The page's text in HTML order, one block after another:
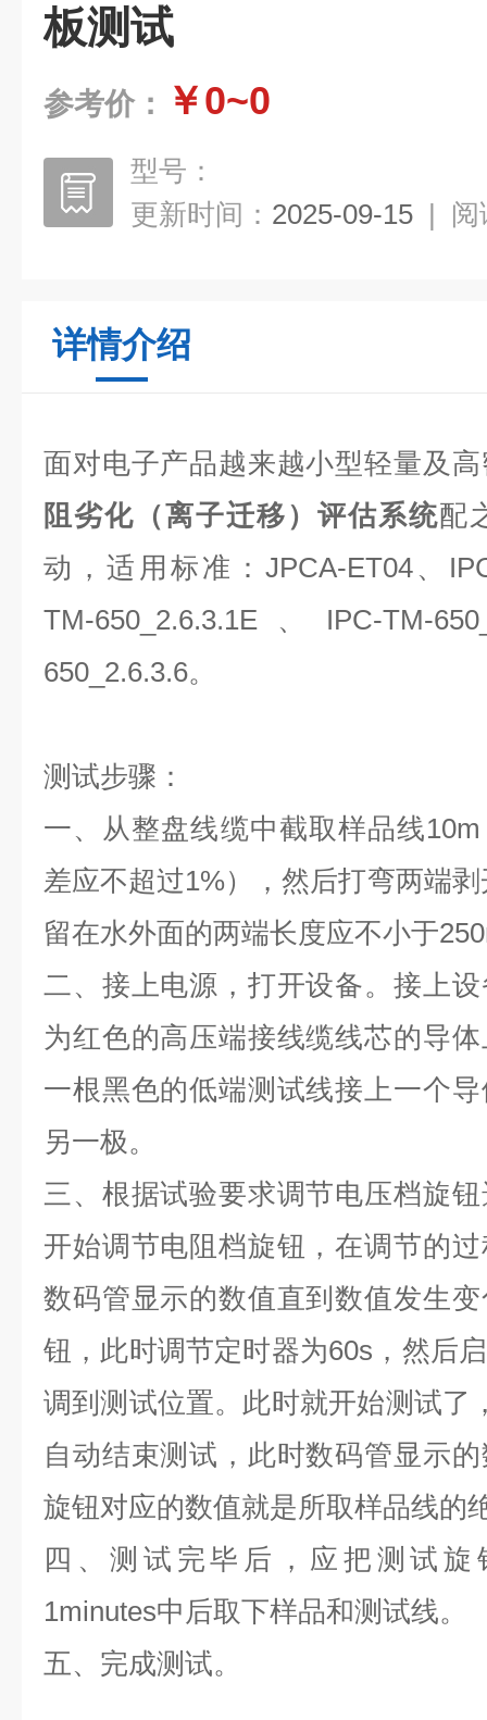
板测试
参考价： ￥0~0
型号：
更新时间： 2025-09-15 | 阅
详情介绍
面对电子产品越来越小型轻量及
阻劣化（离子迁移）评估系统配
动，适用标准：JPCA-ET04 、
TM-650_2.6.3.1E 、 IPC-TM-
650_2.6.3.6。
测试步骤：
一、从整盘线缆中截取样品线10m
差应不超过1%），然后打弯两端剥
留在水外面的两端长度应不小于
二、接上电源，打开设备。接上
为红色的高压端接线缆线芯的导
一根黑色的低端测试线接上一个
另一极。
三、根据试验要求调节电压档旋
开始调节电阻档旋钮，在调节的
数码管显示的数值直到数值发生
钮，此时调节定时器为60s ，然后
调到测试位置。此时就开始测试了
自动结束测试，此时数码管显示
旋钮对应的数值就是所取样品线的
四、测试完毕后，应把测试
1minutes中后取下样品和测试线。
五、完成测试。